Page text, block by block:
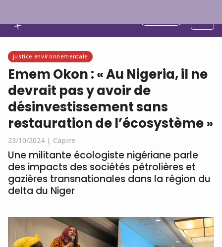
justice environnementale
Emem Okon : « Au Nigeria, il ne
devrait pas y avoir de
désinvestissement sans
restauration de l’écosystème »
23/10/2024 | Capire
Une militante écologiste nigériane parle
des impacts des sociétés pétrolières et
gazières transnationales dans la région du
delta du Niger